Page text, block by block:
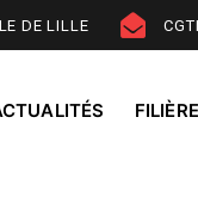
DE LILLE